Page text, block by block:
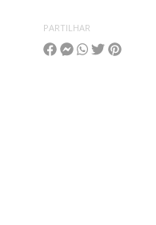
PARTILHAR